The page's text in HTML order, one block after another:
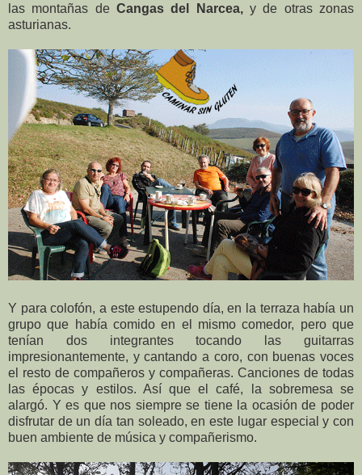
las montañas de Cangas del Narcea, y de otras zonas
asturianas.
Y para colofón, a este estupendo día, en la terraza había un
grupo que había comido en el mismo comedor, pero que
tenían dos integrantes tocando las guitarras
impresionantemente, y cantando a coro, con buenas voces
el resto de compañeros y compañeras. Canciones de todas
las épocas y estilos. Así que el café, la sobremesa se
alargó. Y es que nos siempre se tiene la ocasión de poder
disfrutar de un día tan soleado, en este lugar especial y con
buen ambiente de música y compañerismo.